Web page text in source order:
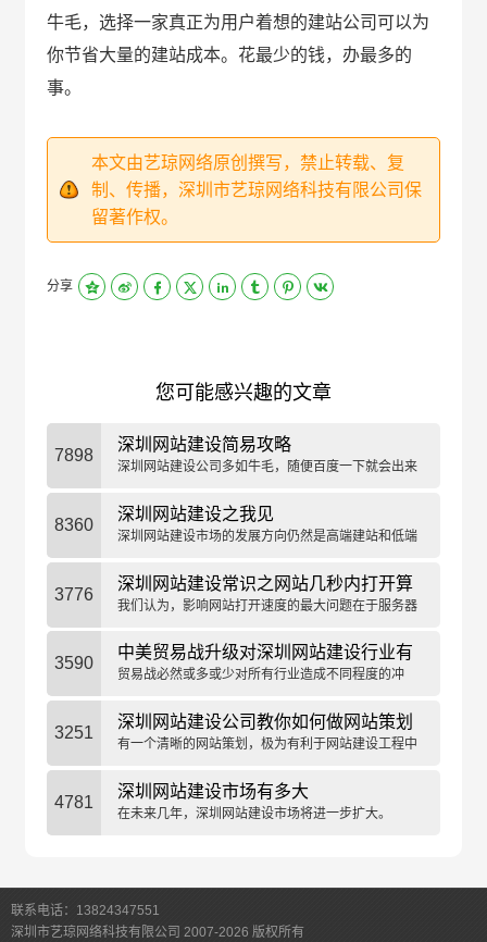
牛毛，选择一家真正为用户着想的建站公司可以为
你节省大量的建站成本。花最少的钱，办最多的
事。
本文由艺琼网络原创撰写，禁止转载、复
制、传播，深圳市艺琼网络科技有限公司保
留著作权。
分享
您可能感兴趣的文章
7898
深圳网站建设简易攻略
深圳网站建设公司多如牛毛，随便百度一下就会出来
8360
深圳网站建设之我见
深圳网站建设市场的发展方向仍然是高端建站和低端
3776
深圳网站建设常识之网站几秒内打开算
快
我们认为，影响网站打开速度的最大问题在于服务器
3590
中美贸易战升级对深圳网站建设行业有
何影响
贸易战必然或多或少对所有行业造成不同程度的冲
3251
深圳网站建设公司教你如何做网站策划
有一个清晰的网站策划，极为有利于网站建设工程中
4781
深圳网站建设市场有多大
在未来几年，深圳网站建设市场将进一步扩大。
联系电话：13824347551
深圳市艺琼网络科技有限公司 2007-2026 版权所有